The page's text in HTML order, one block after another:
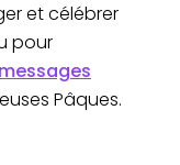
et célébrer
pour
messages
Pâques.